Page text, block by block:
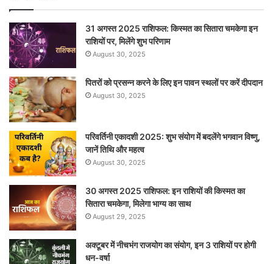
31 अगस्त 2025 राशिफल: किस्मत का सितारा चमकेगा इन
राशियों पर, मिलेंगे शुभ परिणाम
August 30, 2025
पितरों को प्रसन्न करने के लिए इन पावन स्थलों पर करें दीपदान
August 30, 2025
परिवर्तिनी एकादशी 2025: शुभ संयोग में बदलेंगे भगवान विष्णु,
जानें तिथि और महत्व
August 30, 2025
30 अगस्त 2025 राशिफल: इन राशियों की किस्मत का
सितारा चमकेगा, मिलेगा भाग्य का साथ
August 29, 2025
अक्टूबर में नीचभंग राजयोग का संयोग, इन 3 राशियों पर होगी
धन-वर्षा